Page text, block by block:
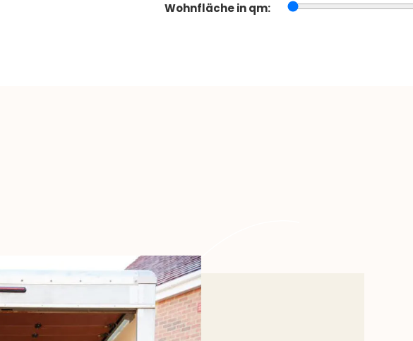
Wohnfläche in qm: